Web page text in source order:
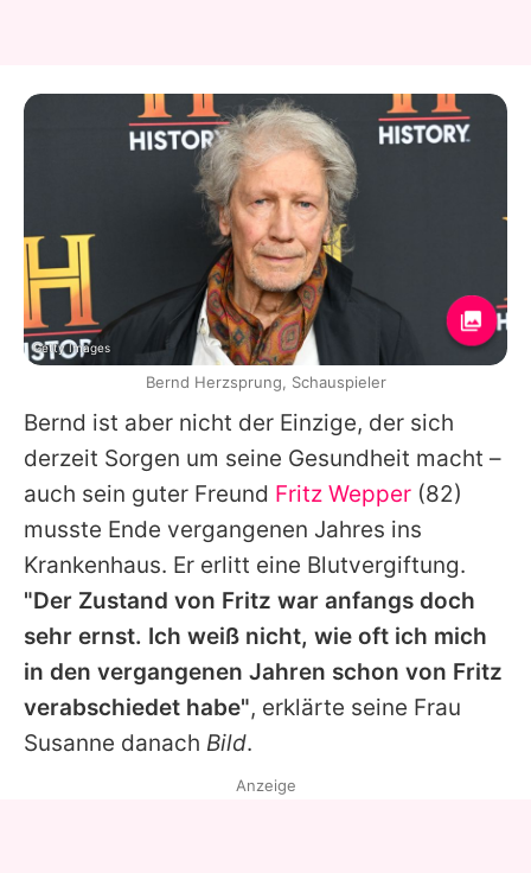
Bernd ist aber nicht der Einzige, der sich
derzeit Sorgen um seine Gesundheit macht –
auch sein guter Freund Fritz Wepper (82)
musste Ende vergangenen Jahres ins
Krankenhaus. Er erlitt eine Blutvergiftung.
"Der Zustand von Fritz war anfangs doch
sehr ernst. Ich weiß nicht, wie oft ich mich
in den vergangenen Jahren schon von Fritz
verabschiedet habe", erklärte seine Frau
Susanne danach Bild.
Getty Images
Bernd Herzsprung, Schauspieler
Anzeige